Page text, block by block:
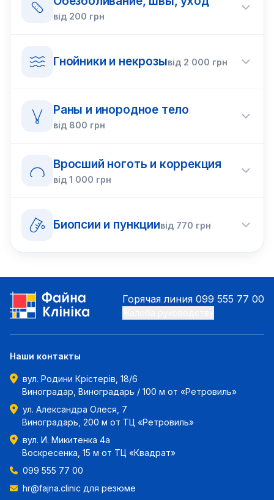
від 200 грн
Гнойники и некрозывід 2 000 грн
Раны и инородное тело
від 800 грн
Вросший ноготь и коррекция
від 1 000 грн
Биопсии и пункциивід 770 грн
Горячая линия 099 555 77 00
Наши контакты
вул. Родини Крістерів, 18/6
Виноградар, Виноградарь / 100 м от «Ретровиль»
ул. Александра Олеся, 7
Виноградарь, 200 м от ТЦ «Ретровиль»
вул. И. Микитенка 4а
Воскресенка, 15 м от ТЦ «Квадрат»
099 555 77 00
hr@fajna.clinic для резюме